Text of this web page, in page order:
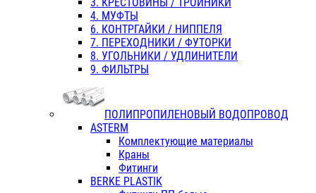
4. МУФТЫ
6. КОНТРГАЙКИ / НИППЕЛЯ
7. ПЕРЕХОДНИКИ / ФУТОРКИ
8. УГОЛЬНИКИ / УДЛИНИТЕЛИ
9. ФИЛЬТРЫ
ПОЛИПРОПИЛЕНОВЫЙ ВОДОПРОВОД
ASTERM
Комплектующие материалы
Краны
Фитинги
BERKE PLASTIK